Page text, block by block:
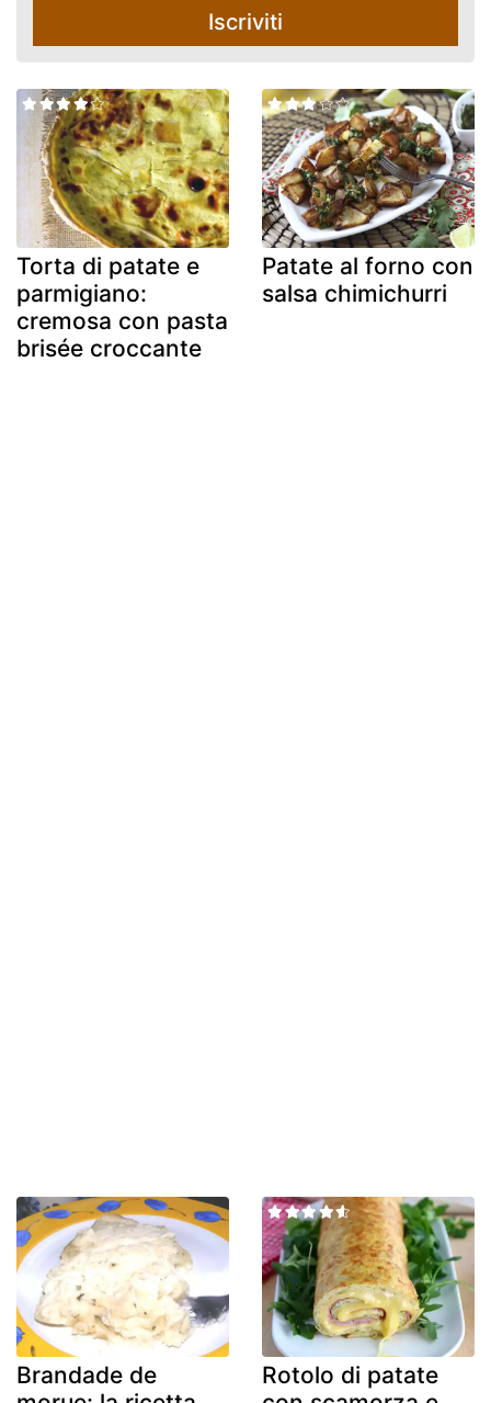
Iscriviti
Torta di patate e
parmigiano:
cremosa con pasta
brisée croccante
Patate al forno con
salsa chimichurri
Brandade de
Rotolo di patate